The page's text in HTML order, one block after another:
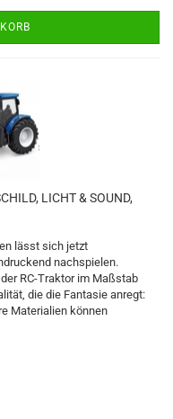
LICHT & SOUND,
lässt sich jetzt
nachspielen.
RC-Traktor im Maßstab
die die Fantasie anregt:
Materialien können